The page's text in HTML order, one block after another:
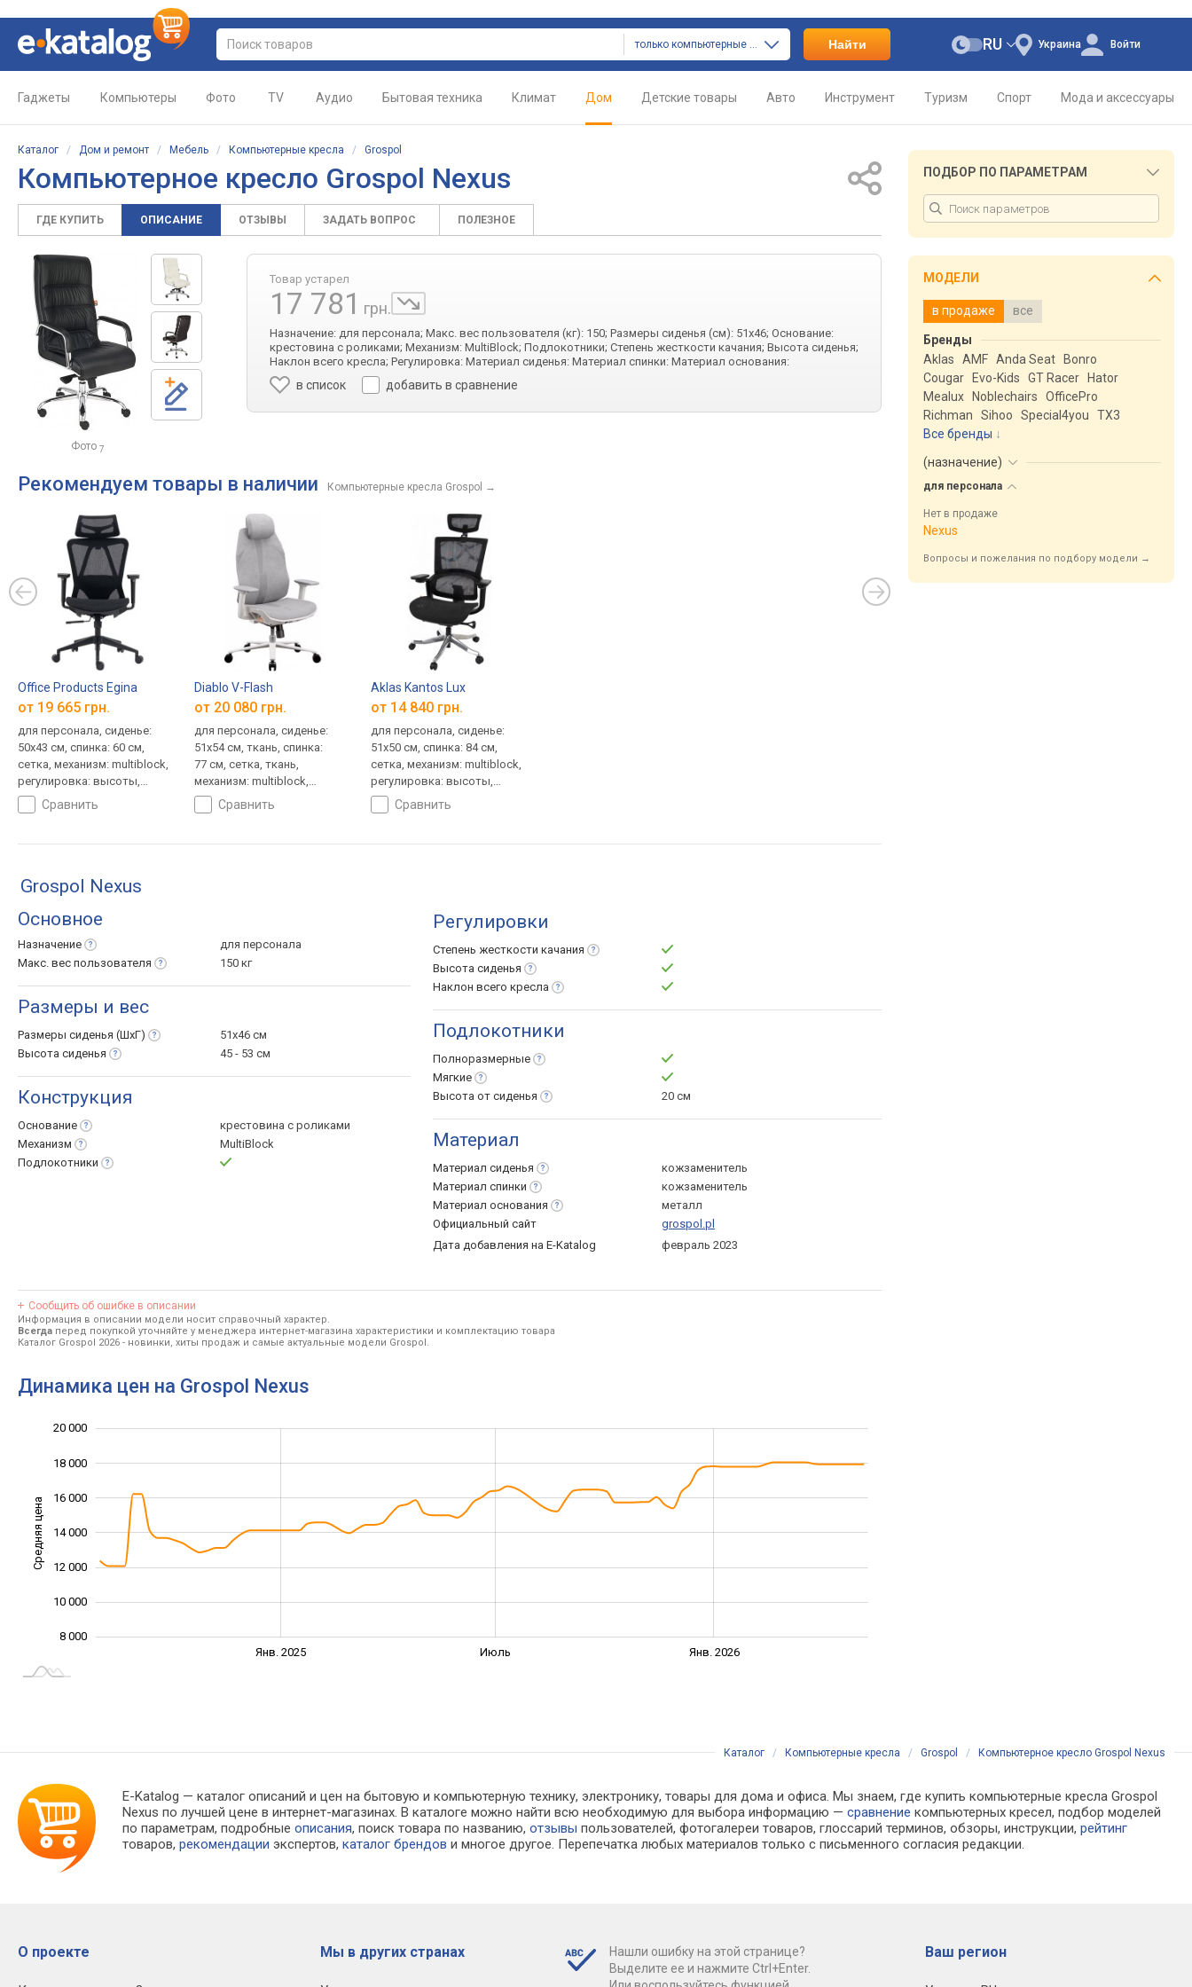
только компьютерные кресла Найти Украина
RU Войти
Гаджеты Компьютеры Фото TV Аудио Бытовая техника Климат Дом Детские товары Авто Инструмент Туризм Спорт Мода и аксессуары
Каталог / Дом и ремонт / Мебель / Компьютерные кресла / Grospol
Компьютерное кресло Grospol Nexus
ГДЕ КУПИТЬ ОПИСАНИЕ ОТЗЫВЫ ЗАДАТЬ ВОПРОС ПОЛЕЗНОЕ
Фото 7
Товар устарел
17 781 грн.
Назначение: для персонала; Макс. вес пользователя (кг): 150; Размеры сиденья (см): 51x46; Основание:
крестовина с роликами; Механизм: MultiBlock; Подлокотники; Степень жесткости качания; Высота сиденья;
Наклон всего кресла; Регулировка: Материал сиденья: Материал спинки: Материал основания:
в список добавить в сравнение
Рекомендуем товары в наличии Компьютерные кресла Grospol →
Office Products Egina
от 19 665 грн.
для персонала, сиденье:
50x43 см, спинка: 60 см,
сетка, механизм: multiblock,
регулировка: высоты,
жесткостисравнить
Diablo V-Flash
от 20 080 грн.
для персонала, сиденье:
51x54 см, ткань, спинка:
77 см, сетка, ткань,
механизм: multiblock,
регулировка: наклона,
высоты, глубины,
сравнить
Aklas Kantos Lux
от 14 840 грн.
для персонала, сиденье:
51x50 см, спинка: 84 см,
сетка, механизм: multiblock,
регулировка: высоты,
жесткостисравнить
Grospol Nexus
Основное
Назначение
для персонала
Макс. вес пользователя 150 кг
Размеры и вес
Размеры сиденья (ШхГ)
51x46 см
Высота сиденья 45 - 53 см
Конструкция
Основание
крестовина с роликами
Механизм
MultiBlock
Подлокотники
Регулировки
Степень жесткости качания
Высота сиденья
Наклон всего кресла
Подлокотники
Полноразмерные
Мягкие
Высота от сиденья 20 см
Материал
Материал сиденья
кожзаменитель
Материал спинки
кожзаменитель
Материал основания
металл
Официальный сайт
grospol.pl
Дата добавления на E-Katalog
февраль 2023
Сообщить об ошибке в описании
Информация в описании модели носит справочный характер.
Всегда перед покупкой уточняйте у менеджера интернет-магазина характеристики и комплектацию товара
Каталог Grospol 2026 - новинки, хиты продаж и самые актуальные модели Grospol.
Динамика цен на Grospol Nexus
Средняя цена 10 000
8 000
10 000
12 000
14 000
16 000
18 000
20 000
Янв. 2025 Июль Янв. 2026
ПОДБОР ПО ПАРАМЕТРАМ
МОДЕЛИ
в продаже все
Бренды
Aklas
AMF Anda Seat
Bonro
Cougar
Evo-Kids GT Racer
Hator
Mealux
Noblechairs
OfficePro
Richman
Sihoo Special4you
ТX3
Все бренды
(назначение)
для персонала
Нет в продаже
Nexus
Вопросы и пожелания по подбору модели →
Каталог / Компьютерные кресла / Grospol / Компьютерное кресло Grospol Nexus
E-Katalog — каталог описаний и цен на бытовую и компьютерную технику, электронику, товары для дома и офиса. Мы знаем, где купить компьютерные кресла Grospol
Nexus по лучшей цене в интернет-магазинах. В каталоге можно найти всю необходимую для выбора информацию —сравнение компьютерных кресел, подбор моделей
по параметрам, подробныеописания, поиск товара по названию,отзывы пользователей, фотогалереи товаров, глоссарий терминов, обзоры, инструкции,рейтинг
товаров,рекомендации экспертов,каталог брендов и многое другое. Перепечатка любых материалов только с письменного согласия редакции.
О проекте Мы в других странах
Нашли ошибку на этой странице?
Выделите ее и нажмите Ctrl+Enter.
Ваш регион